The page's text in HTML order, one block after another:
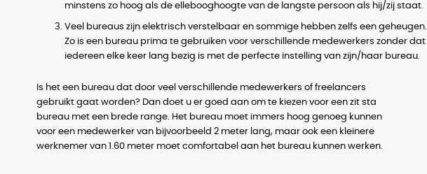
minstens zo hoog als de ellebooghoogte van de langste persoon als hij/zij staat.
Veel bureaus zijn elektrisch verstelbaar en sommige hebben zelfs een geheugen.
Zo is een bureau prima te gebruiken voor verschillende medewerkers zonder dat
iedereen elke keer lang bezig is met de perfecte instelling van zijn/haar bureau.
Is het een bureau dat door veel verschillende medewerkers of freelancers
gebruikt gaat worden? Dan doet u er goed aan om te kiezen voor een zit sta
bureau met een brede range. Het bureau moet immers hoog genoeg kunnen
voor een medewerker van bijvoorbeeld 2 meter lang, maar ook een kleinere
werknemer van 1.60 meter moet comfortabel aan het bureau kunnen werken.